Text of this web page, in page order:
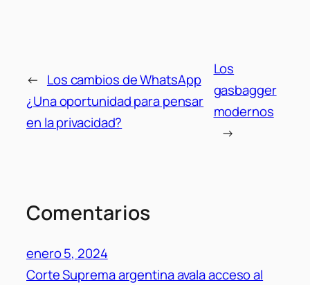
← Los cambios de WhatsApp
¿Una oportunidad para pensar
en la privacidad?
Los
gasbagger
modernos
→
Comentarios
enero 5, 2024
Corte Suprema argentina avala acceso al